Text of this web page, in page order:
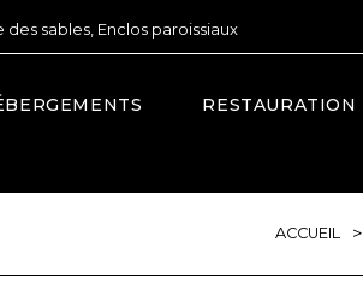
sables, Enclos paroissiaux
RESTAURATION
ACCUEIL >